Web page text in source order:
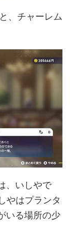
、チャーレム
、いしやで
やはプランタ
いる場所の少